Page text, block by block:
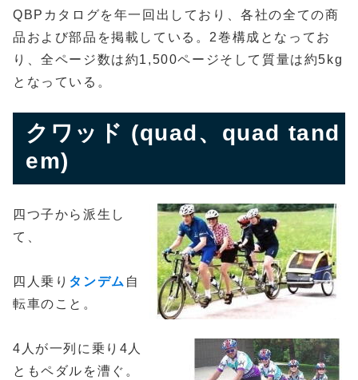
QBPカタログを年一回出しており、各社の全ての商
品および部品を掲載している。2巻構成となってお
り、全ページ数は約1,500ページそして質量は約5kg
となっている。
クワッド (quad、quad tand
em)
四つ子から派生し
て、
四人乗り タンデム 自
転車のこと。
4人が一列に乗り4人
ともペダルを漕ぐ。